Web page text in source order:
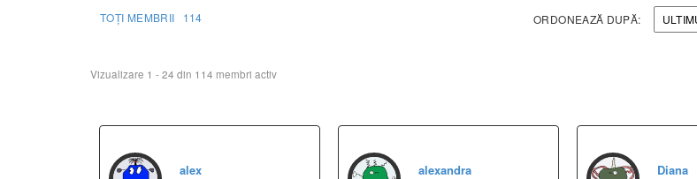
TOȚI MEMBRII 114 ORDONEAZĂ DUPĂ:
Director
Vizualizare 1 - 24 din 114 membri activ
alex alexandra Diana